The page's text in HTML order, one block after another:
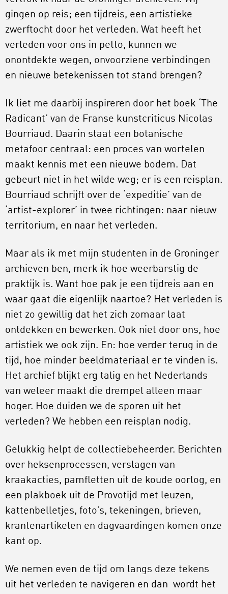
gingen op reis; een tijdreis, een artistieke
zwerftocht door het verleden. Wat heeft het
verleden voor ons in petto, kunnen we
onontdekte wegen, onvoorziene verbindingen
en nieuwe betekenissen tot stand brengen?
Ik liet me daarbij inspireren door het boek ‘The
Radicant’ van de Franse kunstcriticus Nicolas
Bourriaud. Daarin staat een botanische
metafoor centraal: een proces van wortelen
maakt kennis met een nieuwe bodem. Dat
gebeurt niet in het wilde weg; er is een reisplan.
Bourriaud schrijft over de ‘expeditie’ van de
‘artist-explorer’ in twee richtingen: naar nieuw
territorium, en naar het verleden.
Maar als ik met mijn studenten in de Groninger
archieven ben, merk ik hoe weerbarstig de
praktijk is. Want hoe pak je een tijdreis aan en
waar gaat die eigenlijk naartoe? Het verleden is
niet zo gewillig dat het zich zomaar laat
ontdekken en bewerken. Ook niet door ons, hoe
artistiek we ook zijn. En: hoe verder terug in de
tijd, hoe minder beeldmateriaal er te vinden is.
Het archief blijkt erg talig en het Nederlands
van weleer maakt die drempel alleen maar
hoger. Hoe duiden we de sporen uit het
verleden? We hebben een reisplan nodig.
Gelukkig helpt de collectiebeheerder. Berichten
over heksenprocessen, verslagen van
kraakacties, pamfletten uit de koude oorlog, en
een plakboek uit de Provotijd met leuzen,
kattenbelletjes, foto’s, tekeningen, brieven,
krantenartikelen en dagvaardingen komen onze
kant op.
We nemen even de tijd om langs deze tekens
uit het verleden te navigeren en dan wordt het